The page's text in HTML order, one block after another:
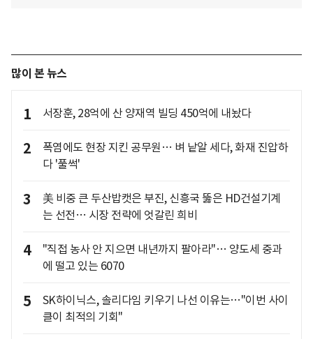
많이 본 뉴스
1 서장훈, 28억에 산 양재역 빌딩 450억에 내놨다
2
폭염에도 현장 지킨 공무원… 벼 낱알 세다, 화재 진압하
다 '풀썩'
3
美 비중 큰 두산밥캣은 부진, 신흥국 뚫은 HD건설기계
는 선전… 시장 전략에 엇갈린 희비
4
"직접 농사 안 지으면 내년까지 팔아라"… 양도세 중과
에 떨고 있는 6070
5
SK하이닉스, 솔리다임 키우기 나선 이유는…"이번 사이
클이 최적의 기회"